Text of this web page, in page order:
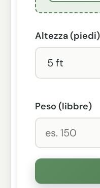
Altezza (piedi)
Peso (libbre)